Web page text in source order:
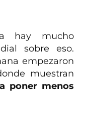
hay mucho
sobre eso.
empezaron
muestran
poner menos